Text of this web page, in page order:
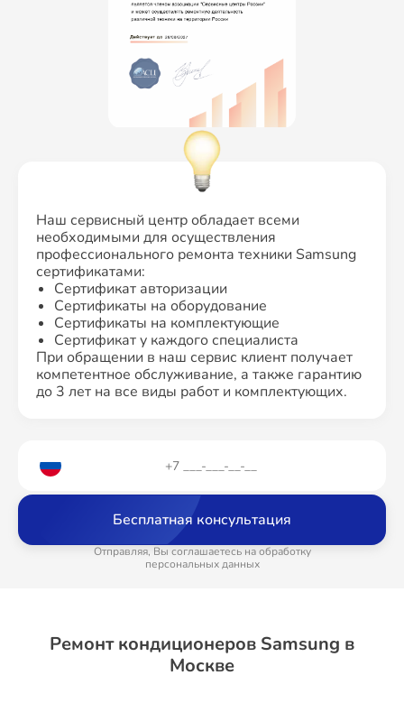
Наш сервисный центр обладает всеми
необходимыми для осуществления
профессионального ремонта техники Samsung
сертификатами:
Сертификат авторизации
Сертификаты на оборудование
Сертификаты на комплектующие
Сертификат у каждого специалиста
При обращении в наш сервис клиент получает
компетентное обслуживание, а также гарантию
до 3 лет на все виды работ и комплектующих.
Бесплатная консультация
Отправляя, Вы соглашаетесь на обработку
персональных данных
Ремонт кондиционеров Samsung в
Москве